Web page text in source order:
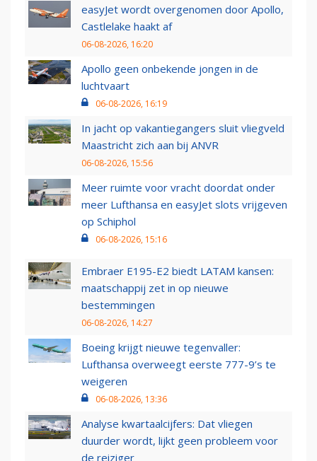
easyJet wordt overgenomen door Apollo,
Castlelake haakt af
06-08-2026, 16:20
Apollo geen onbekende jongen in de
luchtvaart
06-08-2026, 16:19
In jacht op vakantiegangers sluit vliegveld
Maastricht zich aan bij ANVR
06-08-2026, 15:56
Meer ruimte voor vracht doordat onder
meer Lufthansa en easyJet slots vrijgeven
op Schiphol
06-08-2026, 15:16
Embraer E195-E2 biedt LATAM kansen:
maatschappij zet in op nieuwe
bestemmingen
06-08-2026, 14:27
Boeing krijgt nieuwe tegenvaller:
Lufthansa overweegt eerste 777-9’s te
weigeren
06-08-2026, 13:36
Analyse kwartaalcijfers: Dat vliegen
duurder wordt, lijkt geen probleem voor
de reiziger